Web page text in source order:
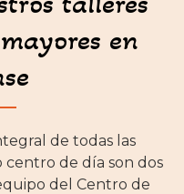
en
de todas las
centro de día son dos
del Centro de